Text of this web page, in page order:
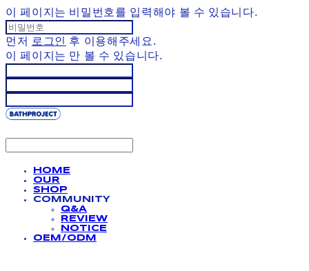
이 페이지는 비밀번호를 입력해야 볼 수 있습니다.
먼저 로그인 후 이용해주세요.
이 페이지는 만 볼 수 있습니다.
HOME
OUR
SHOP
COMMUNITY
Q&A
REVIEW
NOTICE
OEM/ODM